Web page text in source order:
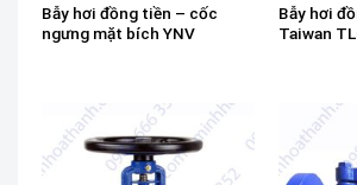
Bẫy hơi đồng tiền – cốc
ngưng mặt bích YNV
Bẫy hơi
Taiwan